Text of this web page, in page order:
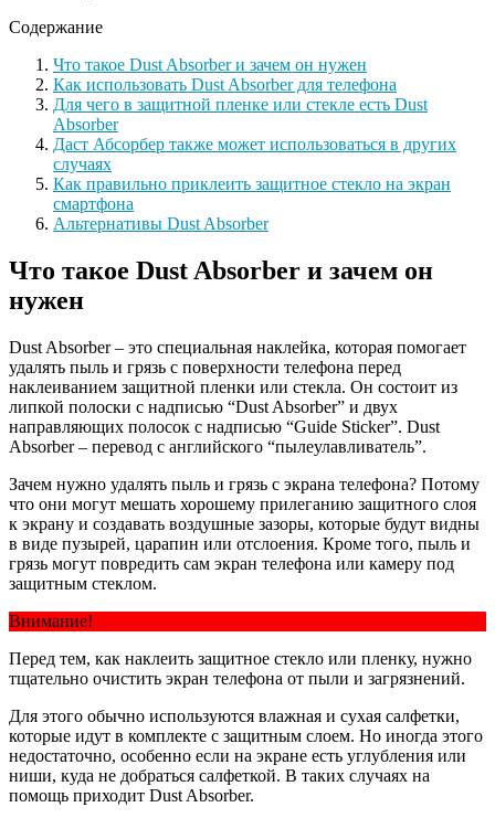
Содержание
Что такое Dust Absorber и зачем он нужен
Как использовать Dust Absorber для телефона
Для чего в защитной пленке или стекле есть Dust
Absorber
Даст Абсорбер также может использоваться в других
случаях
Как правильно приклеить защитное стекло на экран
смартфона
Альтернативы Dust Absorber
Что такое Dust Absorber и зачем он
нужен
Dust Absorber – это специальная наклейка, которая помогает
удалять пыль и грязь с поверхности телефона перед
наклеиванием защитной пленки или стекла. Он состоит из
липкой полоски с надписью “Dust Absorber” и двух
направляющих полосок с надписью “Guide Sticker”. Dust
Absorber – перевод с английского “пылеулавливатель”.
Зачем нужно удалять пыль и грязь с экрана телефона? Потому
что они могут мешать хорошему прилеганию защитного слоя
к экрану и создавать воздушные зазоры, которые будут видны
в виде пузырей, царапин или отслоения. Кроме того, пыль и
грязь могут повредить сам экран телефона или камеру под
защитным стеклом.
Внимание!
Перед тем, как наклеить защитное стекло или пленку, нужно
тщательно очистить экран телефона от пыли и загрязнений.
Для этого обычно используются влажная и сухая салфетки,
которые идут в комплекте с защитным слоем. Но иногда этого
недостаточно, особенно если на экране есть углубления или
ниши, куда не добраться салфеткой. В таких случаях на
помощь приходит Dust Absorber.